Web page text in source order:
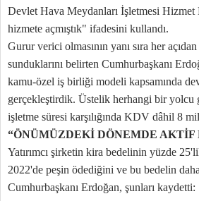
Devlet Hava Meydanları İşletmesi Hizmet
hizmete açmıştık" ifadesini kullandı.
Gurur verici olmasının yanı sıra her
sunduklarını belirten Cumhurbaşkanı
kamu-özel iş birliği modeli kapsamında
gerçekleştirdik. Üstelik herhangi bir yolcu
işletme süresi karşılığında KDV dâhil 8
“ÖNÜMÜZDEKİ DÖNEMDE
Yatırımcı şirketin kira bedelinin yüzde
2022'de peşin ödediğini ve bu bedelin
Cumhurbaşkanı Erdoğan, şunları